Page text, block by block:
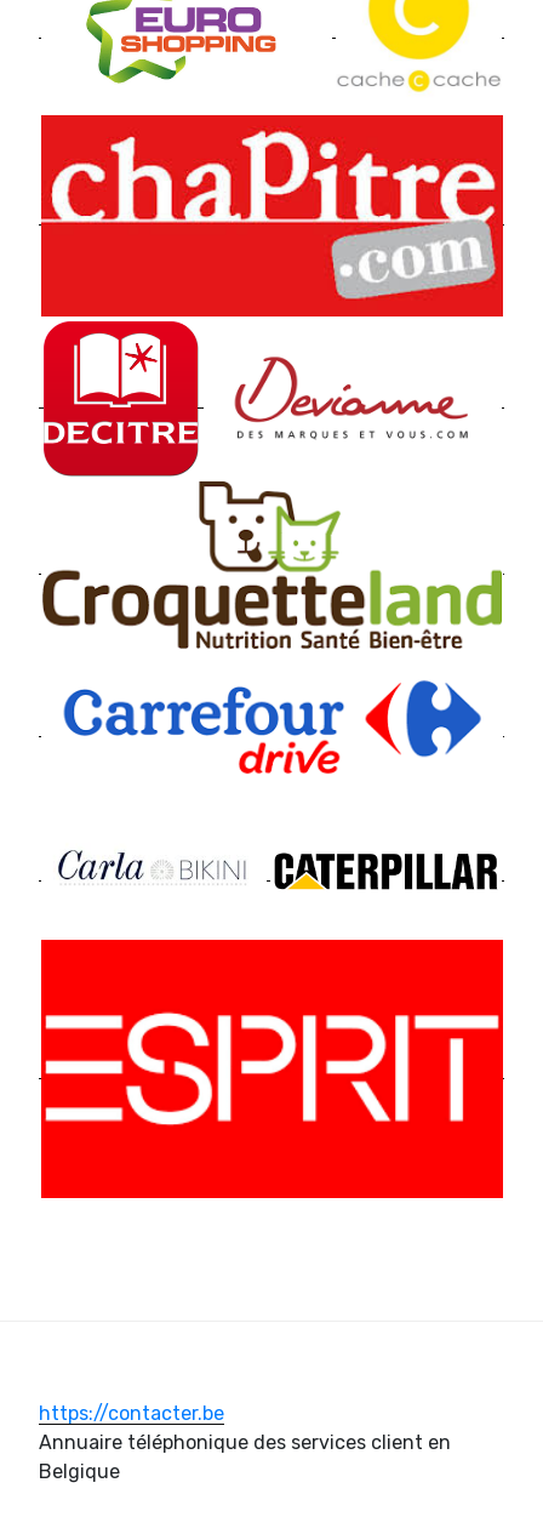
https://contacter.be
Annuaire téléphonique des services client en
Belgique